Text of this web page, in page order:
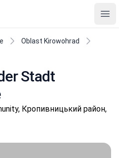
Oblast Kirowohrad
Stadt
Кропивницький район,